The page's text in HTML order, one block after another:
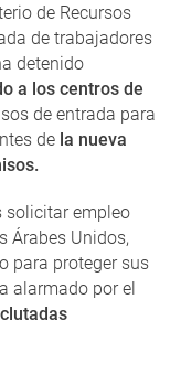
de Recursos
de trabajadores
detenido
a los centros de
de entrada para
de la nueva
solicitar empleo
Árabes Unidos,
para proteger sus
alarmado por el